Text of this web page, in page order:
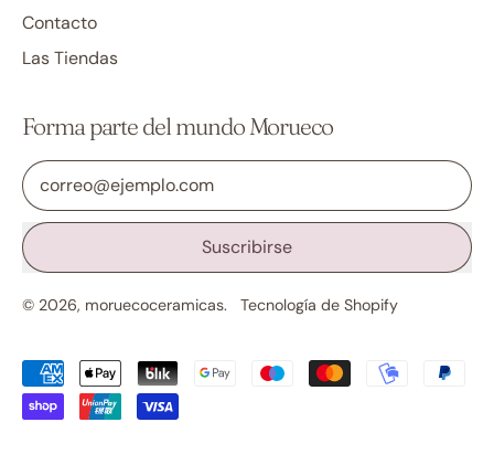
Contacto
Las Tiendas
Forma parte del mundo Morueco
Dirección de correo electrónico
Suscribirse
© 2026, moruecoceramicas. Tecnología de Shopify
Pagos
aceptados